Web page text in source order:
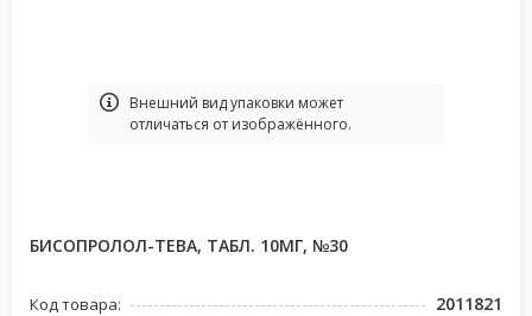
Bнешний вид упаковки может
отличаться от изображённого.
БИСОПРОЛОЛ-ТЕВА, ТАБЛ. 10МГ, №30
Код товара: 2011821